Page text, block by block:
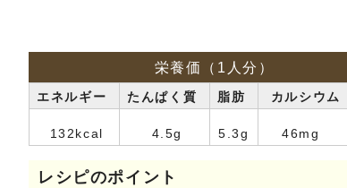
栄養価（1人分）
エネルギー たんぱく質 脂肪 カルシウム
132kcal 4.5g 5.3g 46mg
レシピのポイント